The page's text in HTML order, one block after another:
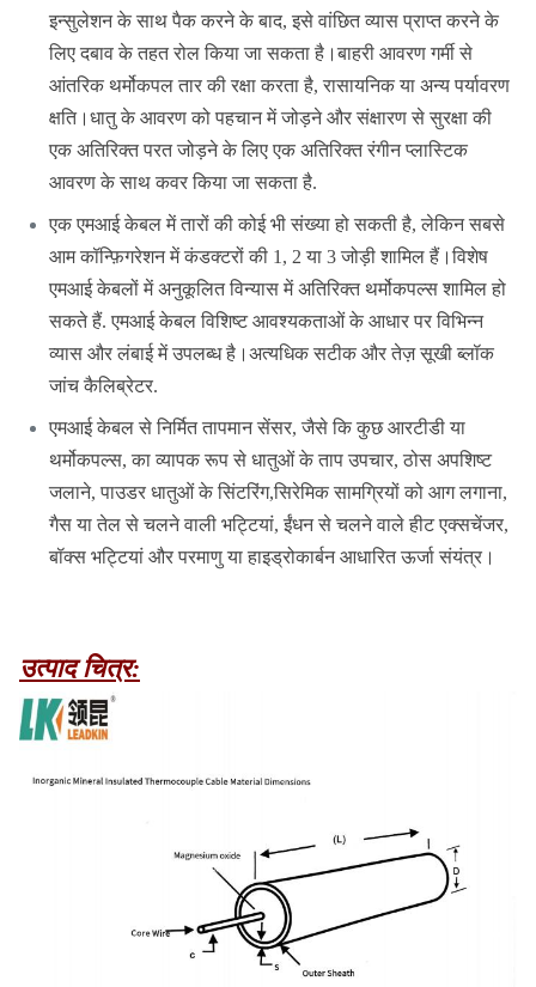
इन्सुलेशन के साथ पैक करने के बाद, इसे वांछित व्यास प्राप्त करने के
लिए दबाव के तहत रोल किया जा सकता है।बाहरी आवरण गर्मी से
आंतरिक थर्मोकपल तार की रक्षा करता है, रासायनिक या अन्य पर्यावरण
क्षति।धातु के आवरण को पहचान में जोड़ने और संक्षारण से सुरक्षा की
एक अतिरिक्त परत जोड़ने के लिए एक अतिरिक्त रंगीन प्लास्टिक
आवरण के साथ कवर किया जा सकता है.
एक एमआई केबल में तारों की कोई भी संख्या हो सकती है, लेकिन सबसे
आम कॉन्फ़िगरेशन में कंडक्टरों की 1, 2 या 3 जोड़ी शामिल हैं।विशेष
एमआई केबलों में अनुकूलित विन्यास में अतिरिक्त थर्मोकपल्स शामिल हो
सकते हैं. एमआई केबल विशिष्ट आवश्यकताओं के आधार पर विभिन्न
व्यास और लंबाई में उपलब्ध है।अत्यधिक सटीक और तेज़ सूखी ब्लॉक
जांच कैलिब्रेटर.
एमआई केबल से निर्मित तापमान सेंसर, जैसे कि कुछ आरटीडी या
थर्मोकपल्स, का व्यापक रूप से धातुओं के ताप उपचार, ठोस अपशिष्ट
जलाने, पाउडर धातुओं के सिंटरिंग,सिरेमिक सामग्रियों को आग लगाना,
गैस या तेल से चलने वाली भट्टियां, ईंधन से चलने वाले हीट एक्सचेंजर,
बॉक्स भट्टियां और परमाणु या हाइड्रोकार्बन आधारित ऊर्जा संयंत्र।
उत्पाद चित्र: